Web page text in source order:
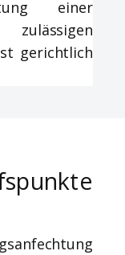
einer
gerichtlich